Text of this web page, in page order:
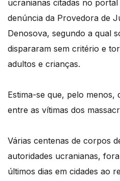
ucranianas citadas no
denúncia da Provedora de
Denosova, segundo a qual
dispararam sem critério e
adultos e crianças.
Estima-se que, pelo menos,
entre as vítimas dos
Várias centenas de corpos
autoridades ucranianas,
últimos dias em cidades ao